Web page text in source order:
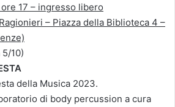
17 – ingresso libero
– Piazza della Biblioteca 4 –
5/10)
della Musica 2023.
di body percussion a cura